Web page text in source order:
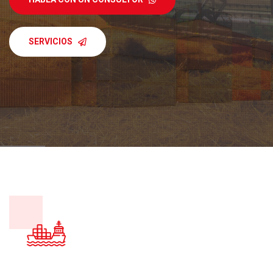
SERVICIOS